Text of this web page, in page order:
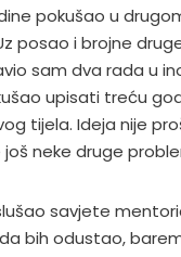
pokušao u
posao i brojne
sam dva rada u
upisati treću
tijela. Ideja nije
neke druge
savjete
bih odustao,